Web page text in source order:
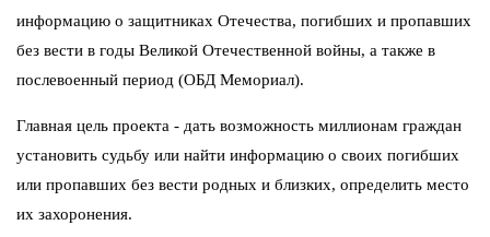
информацию о защитниках Отечества, погибших и пропавших
без вести в годы Великой Отечественной войны, а также в
послевоенный период (ОБД Мемориал).
Главная цель проекта - дать возможность миллионам граждан
установить судьбу или найти информацию о своих погибших
или пропавших без вести родных и близких, определить место
их захоронения.